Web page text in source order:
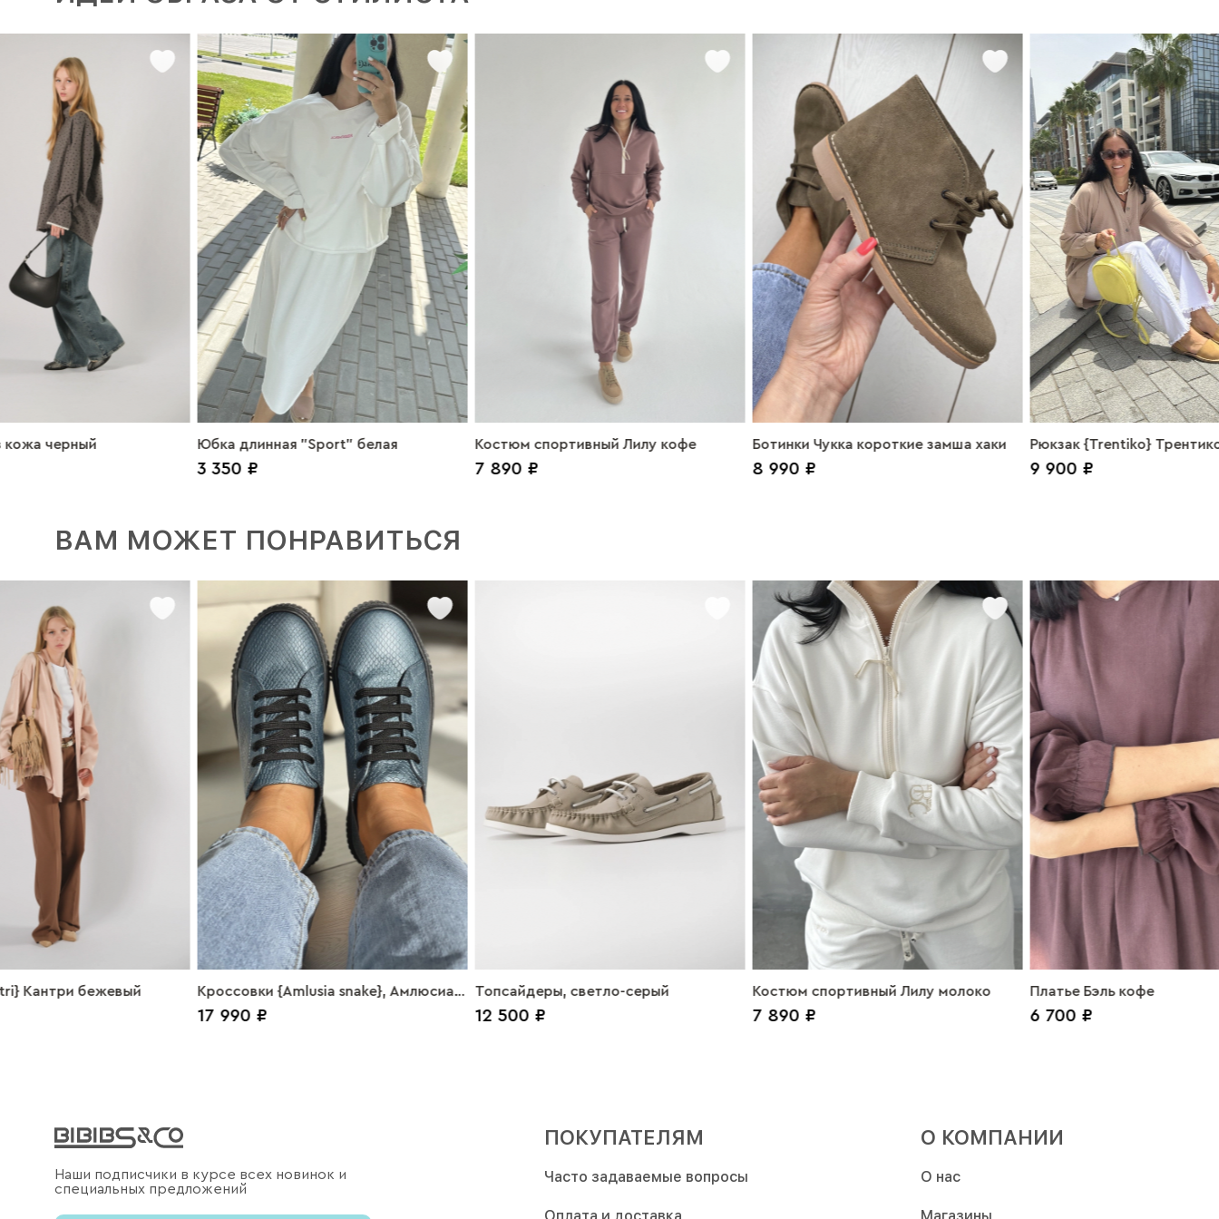
кожа черный Юбка длинная "Sport" белая
3 350 ₽
Костюм спортивный Лилу кофе
7 890 ₽
Ботинки Чукка короткие замша хаки
8 990 ₽
Рюкзак {Trentiko}
желтый
9 900 ₽
ВАМ МОЖЕТ ПОНРАВИТЬСЯ
Кантри бежевый
Кроссовки {Amlusia snake}, Амлюсиа
снейк, болония, джинс
17 990 ₽
Топсайдеры, светло-серый
12 500 ₽
Костюм спортивный Лилу молоко
7 890 ₽
Платье Бэль кофе
6 700 ₽
Наши подписчики в курсе всех новинок и
специальных предложений
ПОКУПАТЕЛЯМ
Часто задаваемые вопросы
О КОМПАНИИ
О нас